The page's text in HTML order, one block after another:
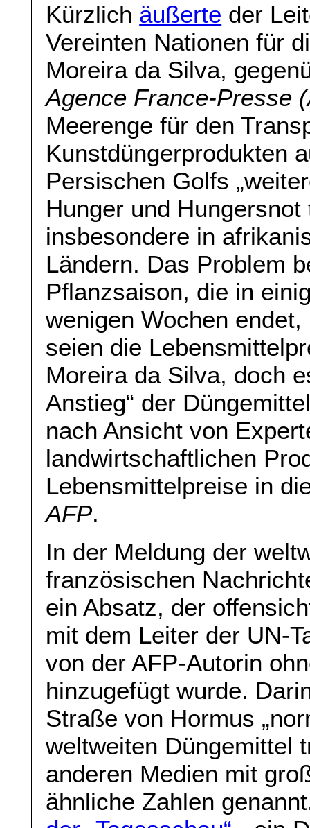
Kürzlich äußerte der
Vereinten Nationen für
Moreira da Silva,
Agence France-Presse
Meerenge für den
Kunstdüngerprodukten
Persischen Golfs
Hunger und Hungersnot
insbesondere in
Ländern. Das Problem
Pflanzsaison, die in
wenigen Wochen
seien die
Moreira da Silva, doch
Anstieg“ der
nach Ansicht von
landwirtschaftlichen
Lebensmittelpreise in
AFP.
In der Meldung der
französischen
ein Absatz, der
mit dem Leiter der UN-
von der AFP-Autorin
hinzugefügt wurde.
Straße von Hormus
weltweiten Düngemittel
anderen Medien mit
ähnliche Zahlen